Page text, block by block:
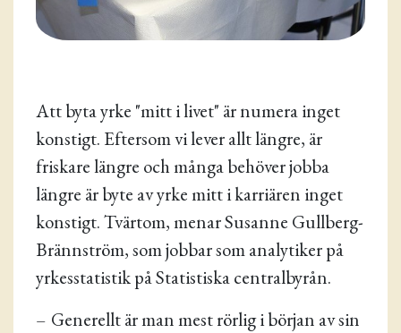
Att byta yrke "mitt i livet" är numera inget
konstigt. Eftersom vi lever allt längre, är
friskare längre och många behöver jobba
längre är byte av yrke mitt i karriären inget
konstigt. Tvärtom, menar Susanne Gullberg-
Brännström, som jobbar som analytiker på
yrkesstatistik på Statistiska centralbyrån.
– Generellt är man mest rörlig i början av sin